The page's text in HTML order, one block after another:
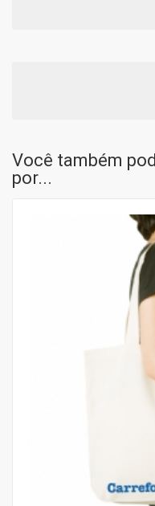
Você também
por...